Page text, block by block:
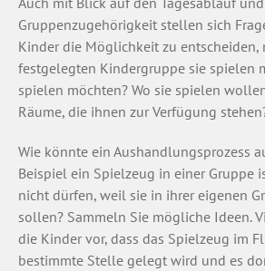
Gruppenzugehörigkeit stellen sich
Kinder die Möglichkeit zu entscheiden,
festgelegten Kindergruppe sie spielen
spielen möchten? Wo sie spielen
Räume, die ihnen zur Verfügung
Wie könnte ein Aushandlungsprozess
Beispiel ein Spielzeug in einer Gruppe
nicht dürfen, weil sie in ihrer eigenen
sollen? Sammeln Sie mögliche Ideen.
die Kinder vor, dass das Spielzeug im
bestimmte Stelle gelegt wird und es